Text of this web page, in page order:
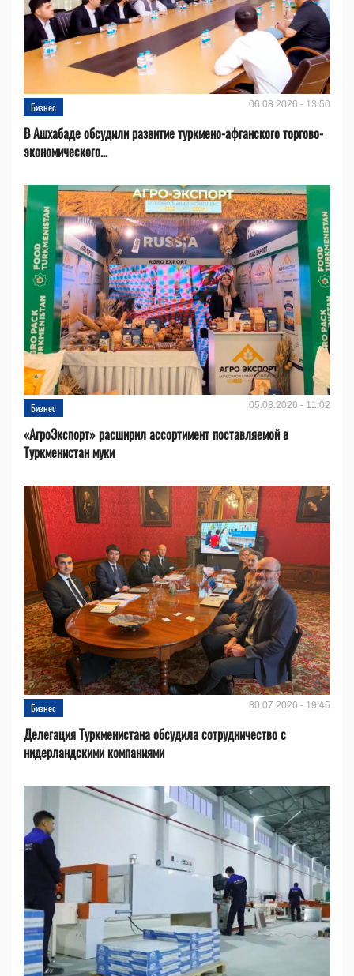
Бизнес 06.08.2026 - 13:50
В Ашхабаде обсудили развитие туркмено-афганского торгово-
экономического...
Бизнес 05.08.2026 - 11:02
«АгроЭкспорт» расширил ассортимент поставляемой в
Туркменистан муки
Бизнес 30.07.2026 - 19:45
Делегация Туркменистана обсудила сотрудничество с
нидерландскими компаниями